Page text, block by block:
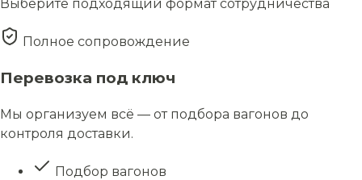
Выберите подходящий формат сотрудничества
Полное сопровождение
Перевозка под ключ
Мы организуем всё — от подбора вагонов до
контроля доставки.
Подбор вагонов